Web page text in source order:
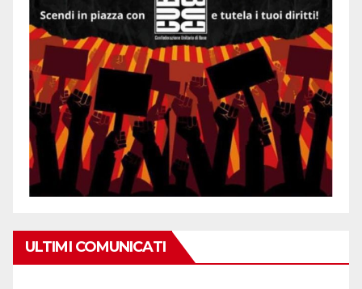
ULTIMI COMUNICATI